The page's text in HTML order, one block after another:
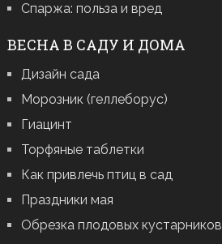
Спаржа: польза и вред
ВЕСНА В САДУ И ДОМА
Дизайн сада
Морозник (геллеборус)
Гиацинт
Торфяные таблетки
Как привлечь птиц в сад
Праздники мая
Обрезка плодовых кустарников